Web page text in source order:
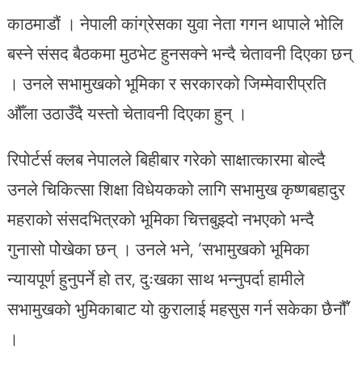
काठमाडौं । नेपाली कांग्रेसका युवा नेता गगन थापाले भोलि
बस्ने संसद बैठकमा मुठभेट हुनसक्ने भन्दै चेतावनी दिएका छन्
। उनले सभामुखको भूमिका र सरकारको जिम्मेवारीप्रति
औँला उठाउँदै यस्तो चेतावनी दिएका हुन् ।
रिपोर्टर्स क्लब नेपालले बिहीबार गरेको साक्षात्कारमा बोल्दै
उनले चिकित्सा शिक्षा विधेयकको लागि सभामुख कृष्णबहादुर
महराको संसदभित्रको भूमिका चित्तबुझ्दो नभएको भन्दै
गुनासो पोेखेका छन् । उनले भने, ‘सभामुखको भूमिका
न्यायपूर्ण हुनुपर्ने हो तर, दुःखका साथ भन्नुपर्दा हामीले
सभामुखको भुमिकाबाट यो कुरालाई महसुस गर्न सकेका छैनौँ’
।